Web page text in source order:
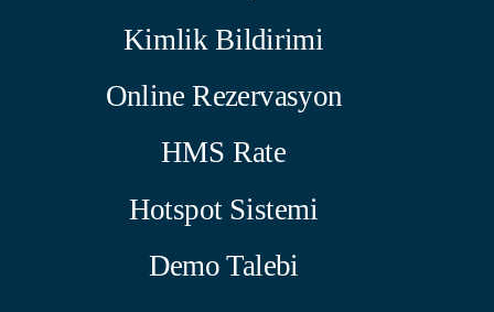
Kimlik Bildirimi
Online Rezervasyon
HMS Rate
Hotspot Sistemi
Demo Talebi